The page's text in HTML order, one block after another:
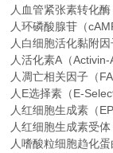
人血管紧张素转化
人环磷酸腺苷（
人白细胞活化黏附
人活化素A（
人凋亡相关因子（
人E选择素（E-
人红细胞生成素（
人红细胞生成素受
人嗜酸粒细胞趋化